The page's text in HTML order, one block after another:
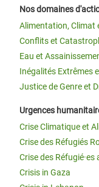
Nos domaines
Alimentation, Climat
Conflits et
Eau et
Inégalités Extrêmes
Justice de Genre et
Urgences
Crise Climatique et
Crise des Réfugiés
Crise des Réfugié·es
Crisis in Gaza